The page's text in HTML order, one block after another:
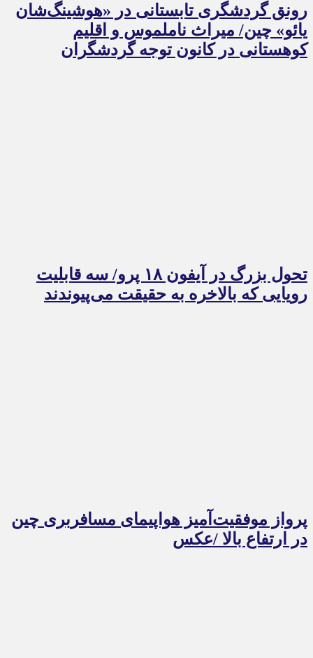
رونق گردشگری تابستانی در «هوشینگ‌شان
یائو» چین/ میراث ناملموس و اقلیم
کوهستانی در کانون توجه گردشگران
تحول بزرگ در آیفون ۱۸ پرو/ سه قابلیت
رویایی که بالاخره به حقیقت می‌پیوندند
پرواز موفقیت‌آمیز هواپیمای مسافربری چین
در ارتفاع بالا /عکس